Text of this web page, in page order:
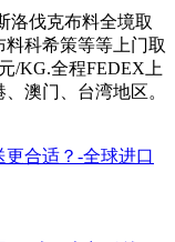
洛伐克布料全境取
科希策等等上门取
/KG.全程FEDEX上
澳门、台湾地区。